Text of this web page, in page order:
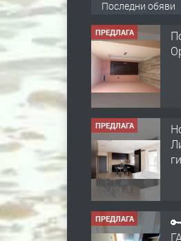
Последни обяви
ПРЕДЛАГА
ПРЕДЛАГА
ПРЕДЛАГА
И